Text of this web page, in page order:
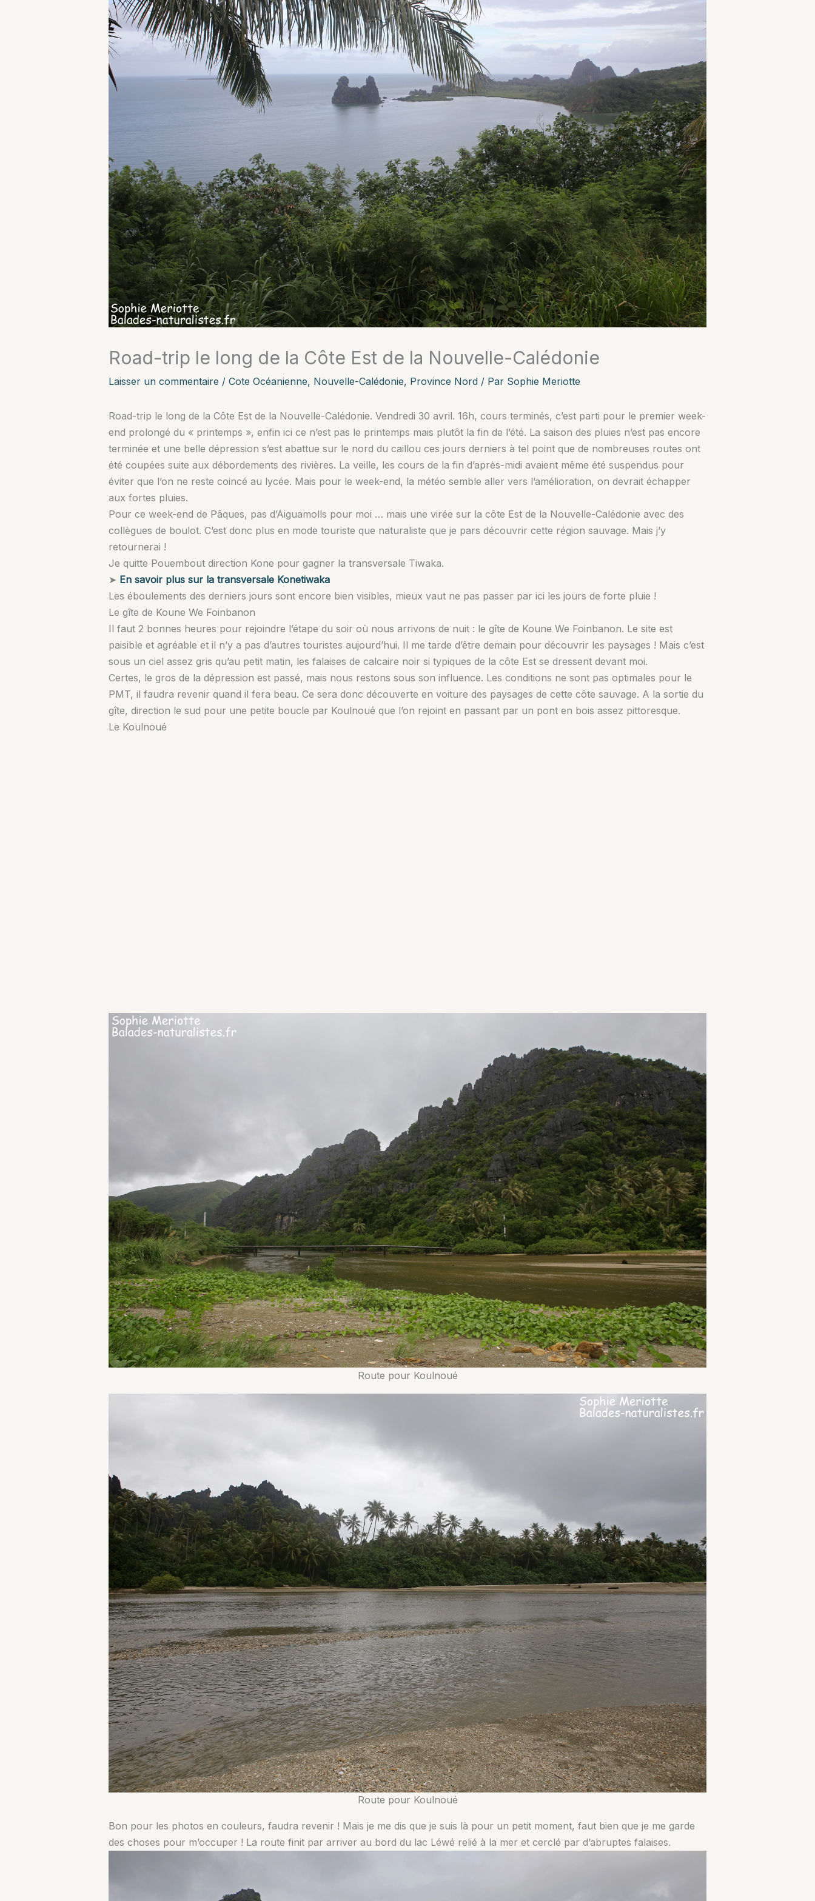
Road-trip le long de la Côte Est de la Nouvelle-Calédonie
Laisser un commentaire / Cote Océanienne, Nouvelle-Calédonie, Province Nord/ Par Sophie Meriotte
Road-trip le long de la Côte Est de la Nouvelle-Calédonie. Vendredi 30 avril. 16h, cours terminés, c’est parti pour le premier week-
end prolongé du « printemps », enfin ici ce n’est pas le printemps mais plutôt la fin de l’été. La saison des pluies n’est pas encore
terminée et une belle dépression s’est abattue sur le nord du caillou ces jours derniers à tel point que de nombreuses routes ont
été coupées suite aux débordements des rivières. La veille, les cours de la fin d’après-midi avaient même été suspendus pour
éviter que l’on ne reste coincé au lycée. Mais pour le week-end, la météo semble aller vers l’amélioration, on devrait échapper
aux fortes pluies.
Pour ce week-end de Pâques, pas d’Aiguamolls pour moi … mais une virée sur la côte Est de la Nouvelle-Calédonie avec des
collègues de boulot. C’est donc plus en mode touriste que naturaliste que je pars découvrir cette région sauvage. Mais j’y
retournerai !
Je quitte Pouembout direction Kone pour gagner la transversale Tiwaka.
➤ En savoir plus sur la transversale Konetiwaka
Les éboulements des derniers jours sont encore bien visibles, mieux vaut ne pas passer par ici les jours de forte pluie !
Le gîte de Koune We Foinbanon
Il faut 2 bonnes heures pour rejoindre l’étape du soir où nous arrivons de nuit : le gîte de Koune We Foinbanon. Le site est
paisible et agréable et il n’y a pas d’autres touristes aujourd’hui. Il me tarde d’être demain pour découvrir les paysages ! Mais c’est
sous un ciel assez gris qu’au petit matin, les falaises de calcaire noir si typiques de la côte Est se dressent devant moi.
Certes, le gros de la dépression est passé, mais nous restons sous son influence. Les conditions ne sont pas optimales pour le
PMT, il faudra revenir quand il fera beau. Ce sera donc découverte en voiture des paysages de cette côte sauvage. A la sortie du
gîte, direction le sud pour une petite boucle par Koulnoué que l’on rejoint en passant par un pont en bois assez pittoresque.
Le Koulnoué
Route pour Koulnoué
Route pour Koulnoué
Bon pour les photos en couleurs, faudra revenir ! Mais je me dis que je suis là pour un petit moment, faut bien que je me garde
des choses pour m’occuper ! La route finit par arriver au bord du lac Léwé relié à la mer et cerclé par d’abruptes falaises.